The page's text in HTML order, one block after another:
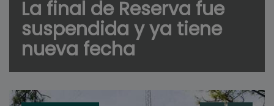
La final de Reserva fue
suspendida y ya tiene
nueva fecha